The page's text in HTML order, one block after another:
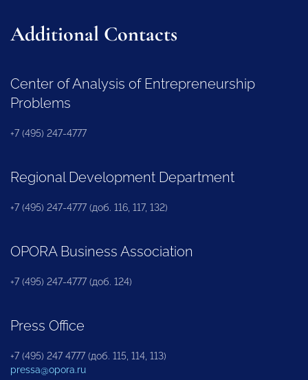
Additional Contacts
Center of Analysis of Entrepreneurship
Problems
+7 (495) 247-4777
Regional Development Department
+7 (495) 247-4777 (доб. 116, 117, 132)
OPORA Business Association
+7 (495) 247-4777 (доб. 124)
Press Office
+7 (495) 247 4777 (доб. 115, 114, 113)
pressa@opora.ru